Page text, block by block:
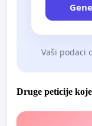
Vaši podaci
Druge peticije